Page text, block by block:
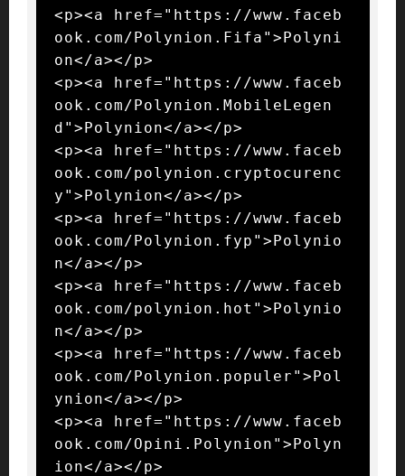
<p><a href="https://www.faceb
ook.com/Polynion.Fifa">Polyni
on</a></p>
<p><a href="https://www.faceb
ook.com/Polynion.MobileLegen
d">Polynion</a></p>
<p><a href="https://www.faceb
ook.com/polynion.cryptocurenc
y">Polynion</a></p>
<p><a href="https://www.faceb
ook.com/Polynion.fyp">Polynio
n</a></p>
<p><a href="https://www.faceb
ook.com/polynion.hot">Polynio
n</a></p>
<p><a href="https://www.faceb
ook.com/Polynion.populer">Pol
ynion</a></p>
<p><a href="https://www.faceb
ook.com/Opini.Polynion">Polyn
ion</a></p>